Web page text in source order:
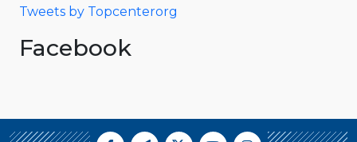
Tweets by Topcenterorg
Facebook